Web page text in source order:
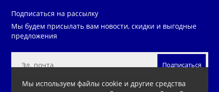
Мы используем файлы cookie и другие средства
Подписаться на рассылку
Мы будем присылать вам новости, скидки и выгодные
предложения
Подписаться
Нажимая на кнопку «Подписаться», Вы даетесогласие на